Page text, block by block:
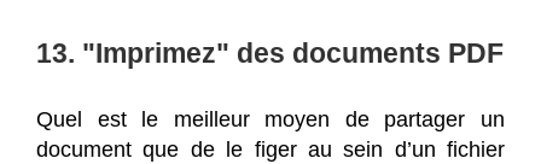
13. "Imprimez" des documents PDF
Quel est le meilleur moyen de partager un
document que de le figer au sein d’un fichier